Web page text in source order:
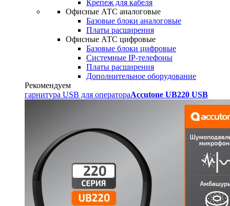
Крепеж для кабеля
Офисные АТС аналоговые
Базовые блоки аналоговые
Платы расширения
Офисные АТС цифровые
Базовые блоки цифровые
Системные IP-телефоны
Платы расширения
Дополнительное оборудование
Рекомендуем
гарнитура USB для оператораAccutone UB220 USB